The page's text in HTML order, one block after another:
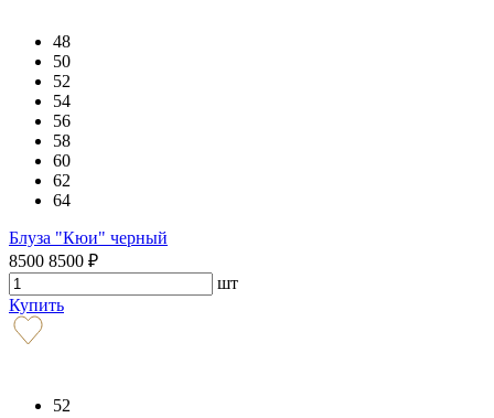
48
50
52
54
56
58
60
62
64
Блуза "Кюи" черный
8500 8500 ₽
шт
Купить
52